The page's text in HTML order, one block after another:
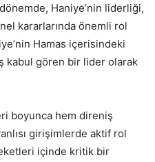
Haniye’nin liderliği,
kararlarında önemli rol
Hamas içerisindeki
kabul gören bir lider olarak
boyunca hem direniş
girişimlerde aktif rol
içinde kritik bir